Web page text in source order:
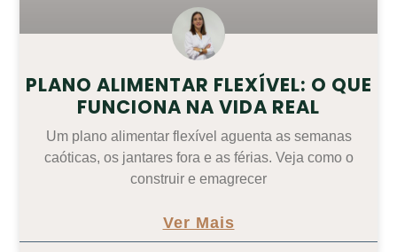
PLANO ALIMENTAR FLEXÍVEL: O QUE
FUNCIONA NA VIDA REAL
Um plano alimentar flexível aguenta as semanas
caóticas, os jantares fora e as férias. Veja como o
construir e emagrecer
Ver Mais